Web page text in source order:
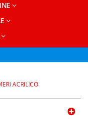
ACRILICO